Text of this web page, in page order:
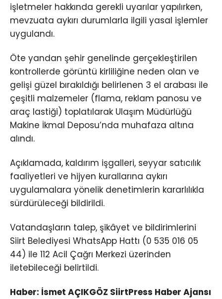
işletmeler hakkında gerekli uyarılar yapılırken,
mevzuata aykırı durumlarla ilgili yasal işlemler
uygulandı.
Öte yandan şehir genelinde gerçekleştirilen
kontrollerde görüntü kirliliğine neden olan ve
gelişi güzel bırakıldığı belirlenen 3 el arabası ile
çeşitli malzemeler (flama, reklam panosu ve
araç lastiği) toplatılarak Ulaşım Müdürlüğü
Makine İkmal Deposu’nda muhafaza altına
alındı.
Açıklamada, kaldırım işgalleri, seyyar satıcılık
faaliyetleri ve hijyen kurallarına aykırı
uygulamalara yönelik denetimlerin kararlılıkla
sürdürüleceği bildirildi.
Vatandaşların talep, şikâyet ve bildirimlerini
Siirt Belediyesi WhatsApp Hattı (0 535 016 05
44) ile 112 Acil Çağrı Merkezi üzerinden
iletebileceği belirtildi.
Haber: İsmet AÇIKGÖZ SiirtPress Haber Ajansı